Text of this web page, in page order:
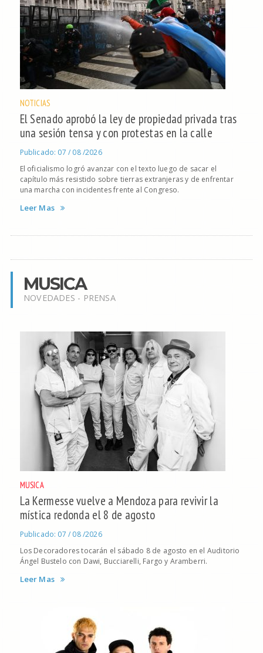
NOTICIAS
El Senado aprobó la ley de propiedad privada tras
una sesión tensa y con protestas en la calle
Publicado: 07 / 08 /2026
El oficialismo logró avanzar con el texto luego de sacar el
capítulo más resistido sobre tierras extranjeras y de enfrentar
una marcha con incidentes frente al Congreso.
Leer Mas
MUSICA
NOVEDADES - PRENSA
MUSICA
La Kermesse vuelve a Mendoza para revivir la
mística redonda el 8 de agosto
Publicado: 07 / 08 /2026
Los Decoradores tocarán el sábado 8 de agosto en el Auditorio
Ángel Bustelo con Dawi, Bucciarelli, Fargo y Aramberri.
Leer Mas